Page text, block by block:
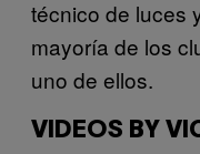
técnico de luces
mayoría de los
uno de ellos.
VIDEOS BY